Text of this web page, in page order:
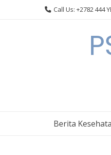
Call Us: +2782 444
Berita